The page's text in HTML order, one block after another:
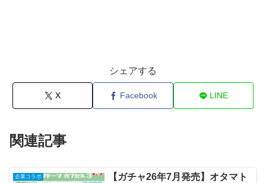
シェアする
X Facebook LINE
関連記事
企業コラボ
【ガチャ26年7月発売】オタマト